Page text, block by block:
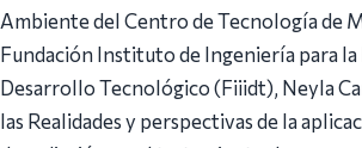
Ambiente del Centro de Tecnología de
Fundación Instituto de Ingeniería para
Desarrollo Tecnológico (Fiiidt), Neyla
las Realidades y perspectivas de la